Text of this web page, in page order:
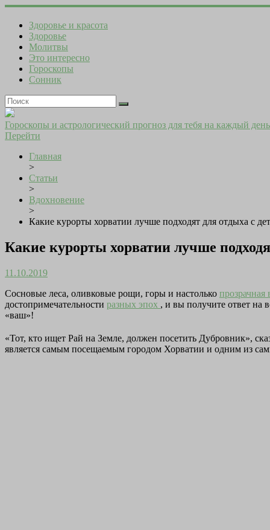
Здоровье и красота
Здоровье
Молитвы
Это интересно
Гороскопы
Сонник
Гороскопы и астрологический прогноз для тебя на каждый день
Перейти
Главная
>
Статьи
>
Вдохновение
>
Какие курорты хорватии лучше подходят для отдыха с
Какие курорты хорватии лучше
11.10.2019
Сосновые леса, оливковые рощи, горы и настолько прозрачная
достопримечательности разных эпох , и вы получите ответ на
«ваш»!
«Тот, кто ищет Рай на Земле, должен посетить Дубровник»,
является самым посещаемым городом Хорватии и одним из